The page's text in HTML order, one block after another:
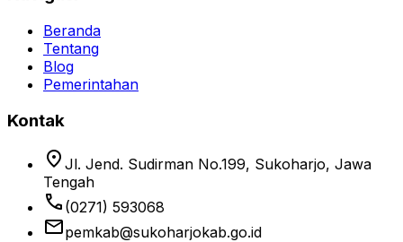
Beranda
Tentang
Blog
Pemerintahan
Kontak
location_on Jl. Jend. Sudirman No.199, Sukoharjo, Jawa
Tengah
phone (0271) 593068
emailpemkab@sukoharjokab.go.id